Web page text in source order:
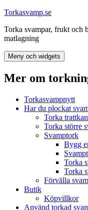
Hoppa
innehåll
Torkasvamp.se
Torka svampar, frukt och
matlagning
Meny och widgets
Mer om
Torkasvampnytt
Har du plockat
Torka
Torka större
Svamptork
Bygg
Torka
Torka
Förvälla
Butik
Köpvillkor
Använd torkad